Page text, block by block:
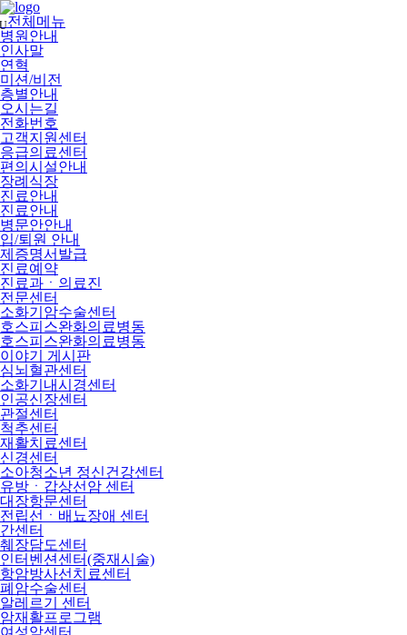
메
뉴
건
너
뛰
기
전체메뉴
병원안내
인사말
연혁
미션/비전
층별안내
오시는길
전화번호
고객지원센터
응급의료센터
편의시설안내
장례식장
진료안내
진료안내
병문안안내
입/퇴원 안내
제증명서발급
진료예약
진료과ㆍ의료진
전문센터
소화기암수술센터
호스피스완화의료병동
호스피스완화의료병동
이야기 게시판
심뇌혈관센터
소화기내시경센터
인공신장센터
관절센터
척추센터
재활치료센터
신경센터
소아청소년 정신건강센터
유방ㆍ갑상선암 센터
대장항문센터
전립선ㆍ배뇨장애 센터
간센터
췌장담도센터
인터벤션센터(중재시술)
항암방사선치료센터
폐암수술센터
알레르기 센터
암재활프로그램
여성암센터